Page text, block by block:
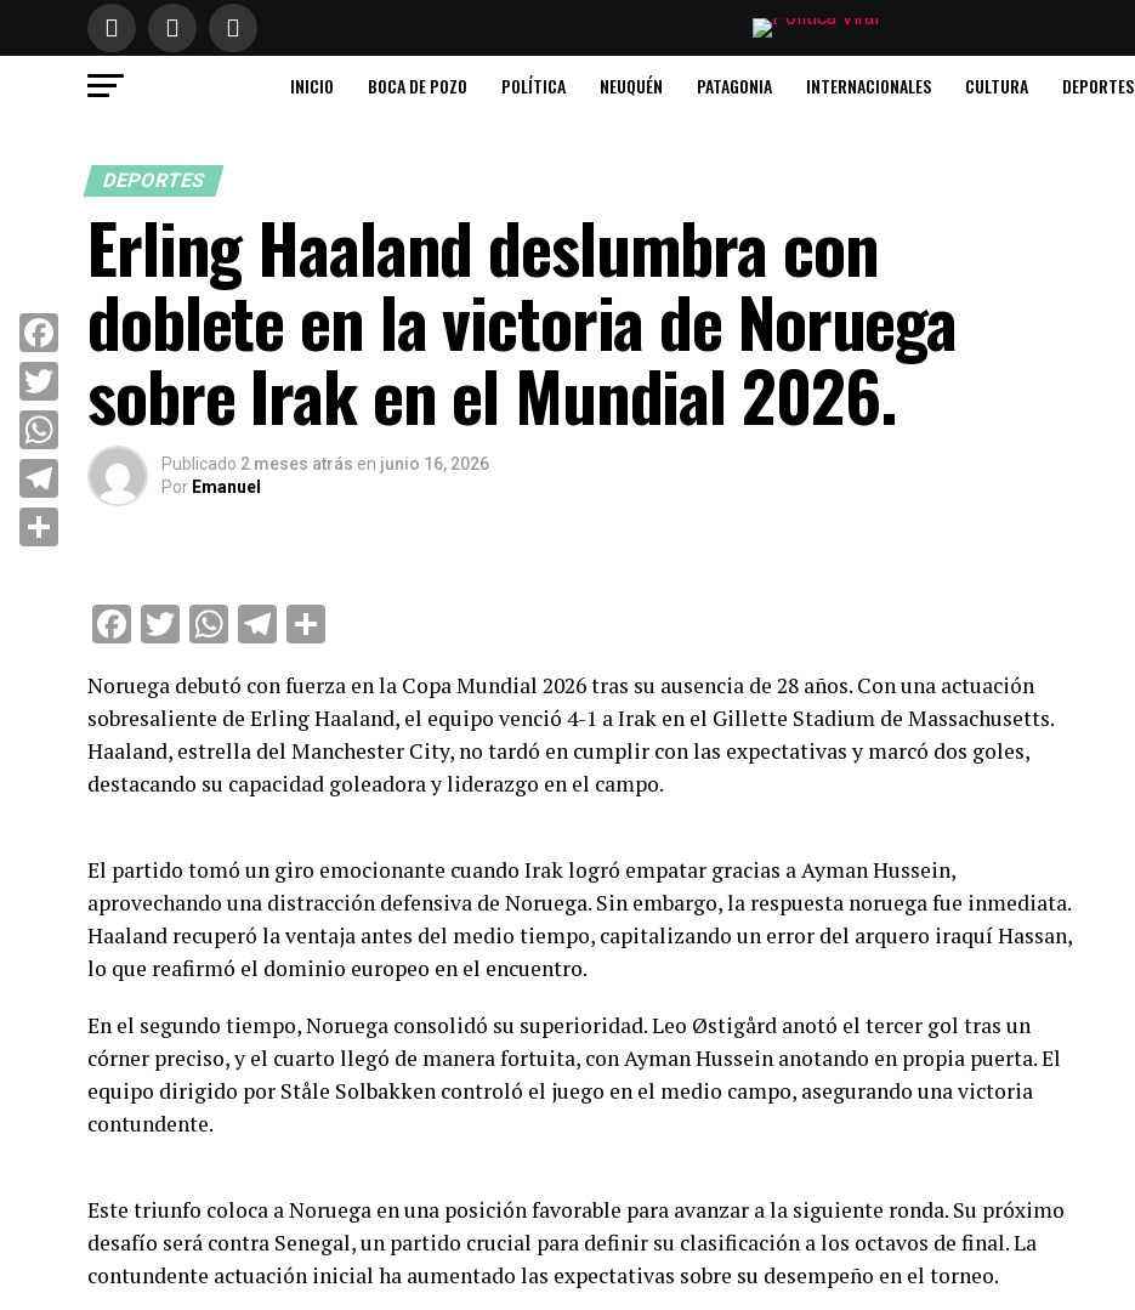
INICIO BOCA DE POZO POLÍTICA NEUQUÉN PATAGONIA INTERNACIONALES CULTURA DEPORTES
DEPORTES
Erling Haaland deslumbra con
doblete en la victoria de Noruega
sobre Irak en el Mundial 2026.
Publicado 2 meses atrás en junio 16, 2026
Por Emanuel
Facebook
Twitter
WhatsApp
Telegram
Noruega debutó con fuerza en la Copa Mundial 2026 tras su ausencia de 28 años. Con una actuación
sobresaliente de Erling Haaland, el equipo venció 4-1 a Irak en el Gillette Stadium de Massachusetts.
Haaland, estrella del Manchester City, no tardó en cumplir con las expectativas y marcó dos goles,
destacando su capacidad goleadora y liderazgo en el campo.
El partido tomó un giro emocionante cuando Irak logró empatar gracias a Ayman Hussein,
aprovechando una distracción defensiva de Noruega. Sin embargo, la respuesta noruega fue inmediata.
Haaland recuperó la ventaja antes del medio tiempo, capitalizando un error del arquero iraquí Hassan,
lo que reafirmó el dominio europeo en el encuentro.
En el segundo tiempo, Noruega consolidó su superioridad. Leo Østigård anotó el tercer gol tras un
córner preciso, y el cuarto llegó de manera fortuita, con Ayman Hussein anotando en propia puerta. El
equipo dirigido por Ståle Solbakken controló el juego en el medio campo, asegurando una victoria
contundente.
Este triunfo coloca a Noruega en una posición favorable para avanzar a la siguiente ronda. Su próximo
desafío será contra Senegal, un partido crucial para definir su clasificación a los octavos de final. La
contundente actuación inicial ha aumentado las expectativas sobre su desempeño en el torneo.
Facebook
Twitter
WhatsApp
Telegram